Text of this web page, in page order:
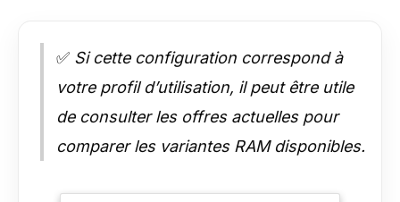
✅ Si cette configuration correspond à
votre profil d’utilisation, il peut être utile
de consulter les offres actuelles pour
comparer les variantes RAM disponibles.